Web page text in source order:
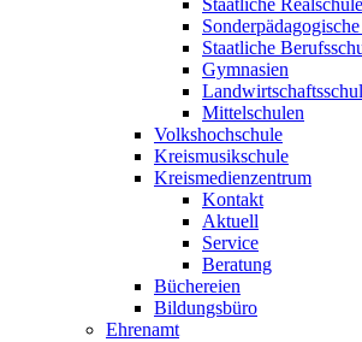
Staatliche
Staatliche
Gymnasien
Mittelschulen
Volkshochschule
Kreismusikschule
Kreismedienzentrum
Kontakt
Aktuell
Service
Beratung
Büchereien
Bildungsbüro
Ehrenamt